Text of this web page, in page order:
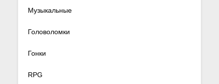
Музыкальные
Головоломки
Гонки
RPG